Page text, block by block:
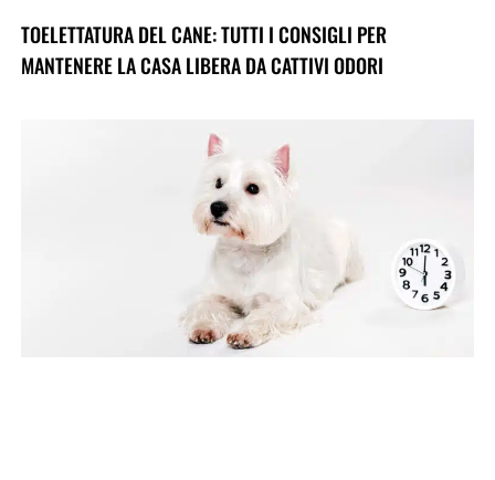
TOELETTATURA DEL CANE: TUTTI I CONSIGLI PER
MANTENERE LA CASA LIBERA DA CATTIVI ODORI